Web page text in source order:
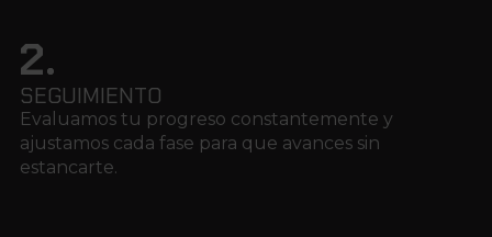
2.
SEGUIMIENTO
Evaluamos tu progreso constantemente y
ajustamos cada fase para que avances sin
estancarte.